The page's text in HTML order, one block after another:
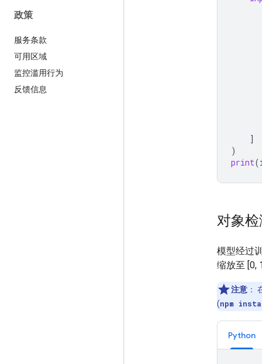
政策
服务条款
可用区域
监控滥用行为
反馈信息
]
)
print(
对象检
模型经过
缩放至 [0,
注意 ：
(npm
Python